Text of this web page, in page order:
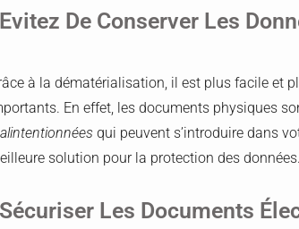
Evitez De Conserver Les
à la dématérialisation, il est plus facile et
En effet, les documents physiques
qui peuvent s’introduire dans
solution pour la protection des données.
Sécuriser Les Documents